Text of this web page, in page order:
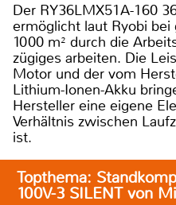
Der RY36LMX51A-160
ermöglicht laut Ryobi
1000 m² durch die
zügiges arbeiten. Die
Motor und der vom
Lithium-Ionen-Akku
Hersteller eine eigene
Verhältnis zwischen
ist.
Topthema:
100V-3 SILENT von